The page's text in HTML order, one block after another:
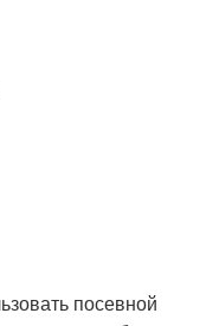
посевной